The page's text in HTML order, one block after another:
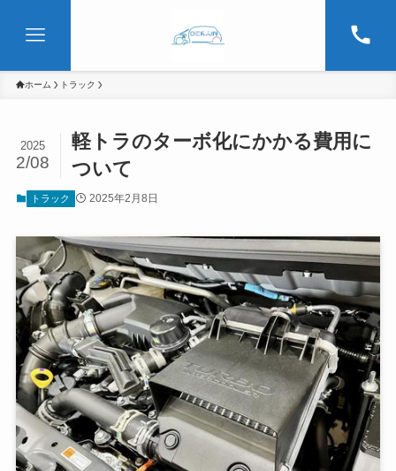
ホーム トラック
軽トラのターボ化にかかる費用に
ついて
2025
2/08
トラック 2025年2月8日